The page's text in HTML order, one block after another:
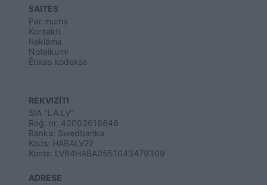
SAITES
Par mums
Kontakti
Reklāma
Noteikumi
Ētikas kodekss
REKVIZĪTI
SIA "LA.LV"
Reģ. nr. 40003616846
Banka: Swedbanka
Kods: HABALV22
Konts: LV64HABA0551043479309
ADRESE